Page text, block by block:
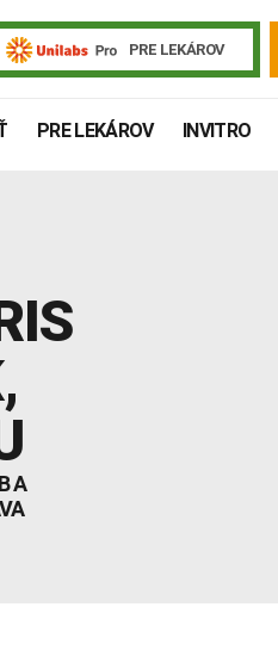
PRE LEKÁROV
19
PRE LEKÁROV INVITRO
,
A